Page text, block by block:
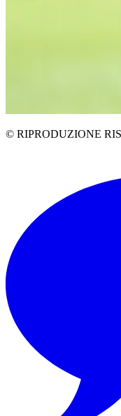
© RIPRODUZIONE